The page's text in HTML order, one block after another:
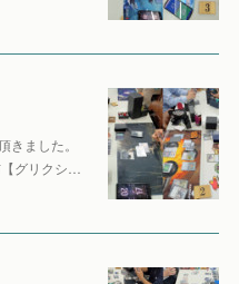
ました。
グリクシ…